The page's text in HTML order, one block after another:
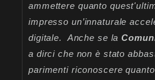
ammettere quanto
impresso un’innaturale
digitale.Anche se la
a dirci che non è stato
parimenti riconoscere